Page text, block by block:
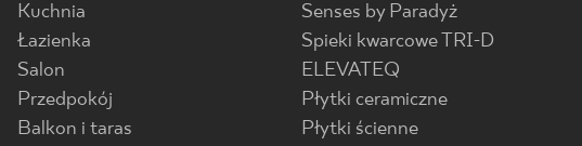
Kuchnia
Łazienka
Salon
Przedpokój
Balkon i taras
Senses by Paradyż
Spieki kwarcowe TRI-D
ELEVATEQ
Płytki ceramiczne
Płytki ścienne